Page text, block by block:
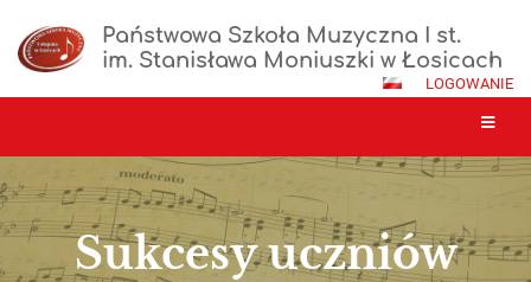
Państwowa Szkoła Muzyczna I st.
im. Stanisława Moniuszki w Łosicach
LOGOWANIE
Sukcesy uczniów